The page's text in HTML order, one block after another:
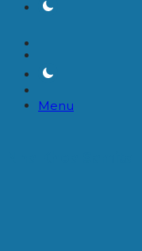
Menu